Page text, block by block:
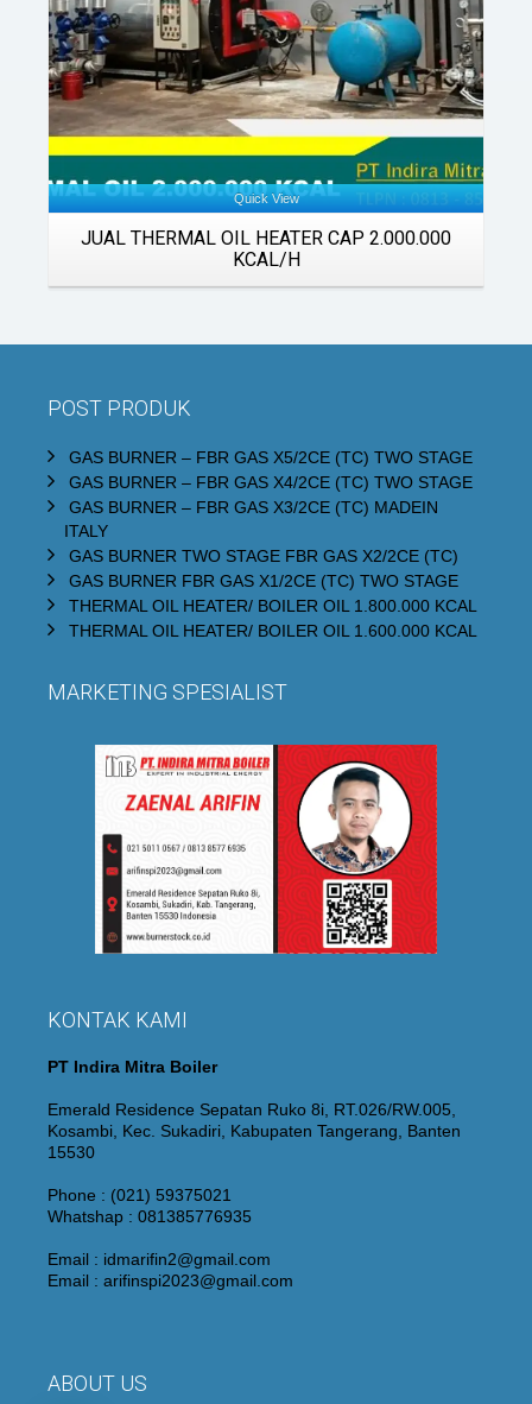
Quick View
JUAL THERMAL OIL HEATER CAP 2.000.000
KCAL/H
POST PRODUK
GAS BURNER – FBR GAS X5/2CE (TC) TWO STAGE
GAS BURNER – FBR GAS X4/2CE (TC) TWO STAGE
GAS BURNER – FBR GAS X3/2CE (TC) MADEIN
ITALY
GAS BURNER TWO STAGE FBR GAS X2/2CE (TC)
GAS BURNER FBR GAS X1/2CE (TC) TWO STAGE
THERMAL OIL HEATER/ BOILER OIL 1.800.000 KCAL
THERMAL OIL HEATER/ BOILER OIL 1.600.000 KCAL
MARKETING SPESIALIST
KONTAK KAMI
PT Indira Mitra Boiler
Emerald Residence Sepatan Ruko 8i, RT.026/RW.005,
Kosambi, Kec. Sukadiri, Kabupaten Tangerang, Banten
15530
Phone : (021) 59375021
Whatshap : 081385776935
Email : idmarifin2@gmail.com
Email : arifinspi2023@gmail.com
ABOUT US